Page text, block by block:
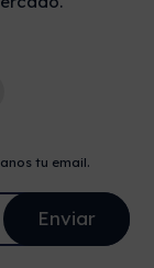
tu email.